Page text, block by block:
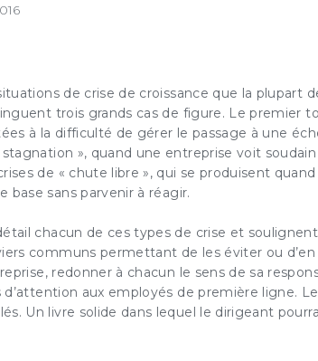
de crise de croissance que la plupart
trois grands cas de figure. Le premier
à la difficulté de gérer le passage à une
», quand une entreprise voit
de « chute libre », qui se produisent
base sans parvenir à réagir.
chacun de ces types de crise et
communs permettant de les éviter ou
redonner à chacun le sens de sa
d’attention aux employés de première ligne.
Un livre solide dans lequel le dirigeant
gratuitement et sans engagement nos
notre solution d’aide à l’action boostée par l'IA
JE DÉCOUVRE
pour laisser une trace sur votre ordinateur afin de ne plus
est basé sur les cookies. Ces fichiers ne peuvent en aucun cas
d'aucune façon, vous pourrez les supprimer à tout moment